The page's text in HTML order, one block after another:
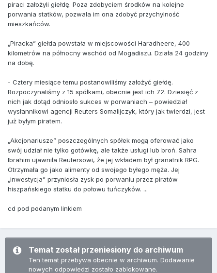
piraci założyli giełdę. Poza zdobyciem środków na kolejne
porwania statków, pozwala im ona zdobyć przychylność
mieszkańców.
„Piracka” giełda powstała w miejscowości Haradheere, 400
kilometrów na północny wschód od Mogadiszu. Działa 24 godziny
na dobę.
- Cztery miesiące temu postanowiliśmy założyć giełdę.
Rozpoczynaliśmy z 15 spółkami, obecnie jest ich 72. Dziesięć z
nich jak dotąd odniosło sukces w porwaniach – powiedział
wysłannikowi agencji Reuters Somalijczyk, który jak twierdzi, jest
już byłym piratem.
„Akcjonariusze” poszczególnych spółek mogą oferować jako
swój udział nie tylko gotówkę, ale także usługi lub broń. Sahra
Ibrahim ujawniła Reutersowi, że jej wkładem był granatnik RPG.
Otrzymała go jako alimenty od swojego byłego męża. Jej
„inwestycja” przyniosła zysk po porwaniu przez piratów
hiszpańskiego statku do połowu tuńczyków. ...
cd pod podanym linkiem
Temat został przeniesiony do archiwum
Ten temat przebywa obecnie w archiwum. Dodawanie
nowych odpowiedzi zostało zablokowane.